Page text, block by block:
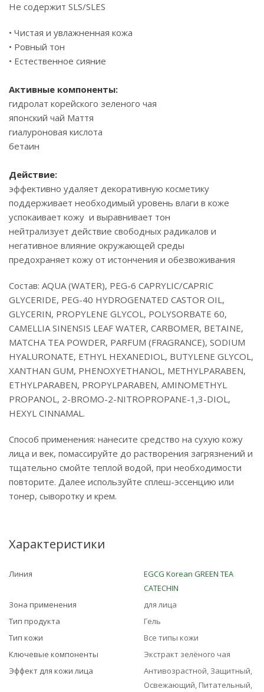
Не содержит SLS/SLES
• Чистая и увлажненная кожа
• Ровный тон
• Естественное сияние
Активные компоненты:
гидролат корейского зеленого чая
японский чай Маття
гиалуроновая кислота
бетаин
Действие:
эффективно удаляет декоративную косметику
поддерживает необходимый уровень влаги в коже
успокаивает кожу и выравнивает тон
нейтрализует действие свободных радикалов и
негативное влияние окружающей среды
предохраняет кожу от истончения и обезвоживания
Состав: AQUA (WATER), PEG-6 CAPRYLIC/CAPRIC
GLYCERIDE, PEG-40 HYDROGENATED CASTOR OIL,
GLYCERIN, PROPYLENE GLYCOL, POLYSORBATE 60,
CAMELLIA SINENSIS LEAF WATER, CARBOMER, BETAINE,
MATCHA TEA POWDER, PARFUM (FRAGRANCE), SODIUM
HYALURONATE, ETHYL HEXANEDIOL, BUTYLENE GLYCOL,
XANTHAN GUM, PHENOXYETHANOL, METHYLPARABEN,
ETHYLPARABEN, PROPYLPARABEN, AMINOMETHYL
PROPANOL, 2-BROMO-2-NITROPROPANE-1,3-DIOL,
HEXYL CINNAMAL.
Способ применения: нанесите средство на сухую кожу
лица и век, помассируйте до растворения загрязнений и
тщательно смойте теплой водой, при необходимости
повторите. Далее используйте сплеш-эссенцию или
тонер, сыворотку и крем.
Характеристики
Линия
EGCG Korean GREEN TEA
CATECHIN
Зона применения
для лица
Тип продукта
Гель
Тип кожи
Все типы кожи
Ключевые компоненты
Экстракт зелёного чая
Эффект для кожи лица
Антивозрастной, Защитный,
Освежающий, Питательный,